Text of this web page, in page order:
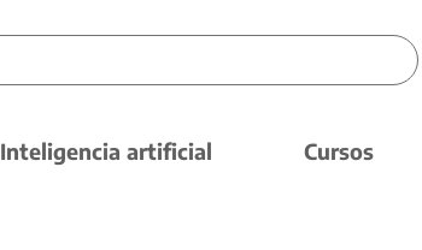
Inteligencia artificial Cursos